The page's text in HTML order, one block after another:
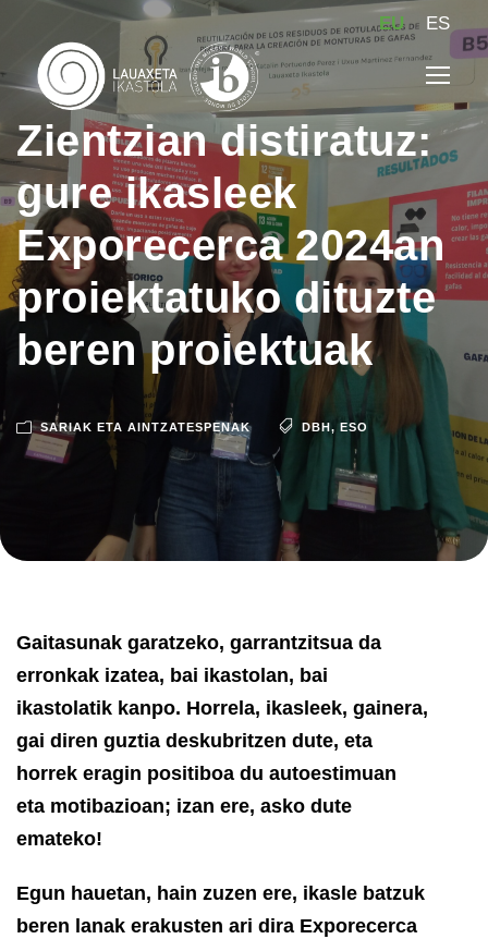
EU ES
Zientzian distiratuz:
gure ikasleek
Exporecerca 2024an
proiektatuko dituzte
beren proiektuak
SARIAK ETA AINTZATESPENAK DBH, ESO
Gaitasunak garatzeko, garrantzitsua da
erronkak izatea, bai ikastolan, bai
ikastolatik kanpo. Horrela, ikasleek, gainera,
gai diren guztia deskubritzen dute, eta
horrek eragin positiboa du autoestimuan
eta motibazioan; izan ere, asko dute
emateko!
Egun hauetan, hain zuzen ere, ikasle batzuk
beren lanak erakusten ari dira Exporecerca